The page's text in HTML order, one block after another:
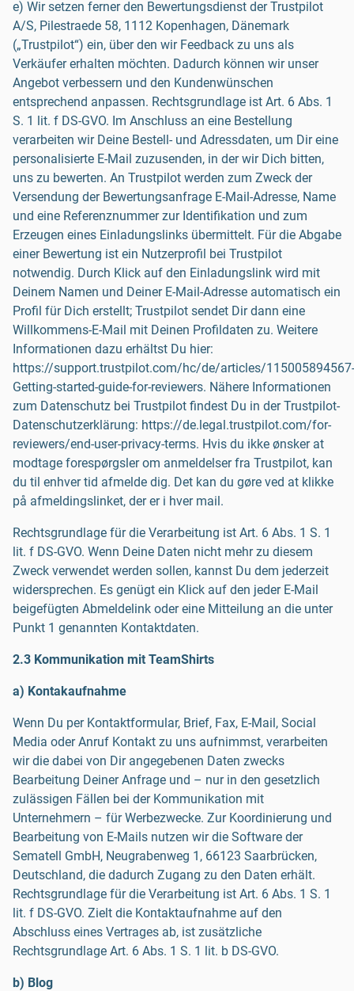
e) Wir setzen ferner den Bewertungsdienst der Trustpilot
A/S, Pilestraede 58, 1112 Kopenhagen, Dänemark
(„Trustpilot“) ein, über den wir Feedback zu uns als
Verkäufer erhalten möchten. Dadurch können wir unser
Angebot verbessern und den Kundenwünschen
entsprechend anpassen. Rechtsgrundlage ist Art. 6 Abs. 1
S. 1 lit. f DS-GVO. Im Anschluss an eine Bestellung
verarbeiten wir Deine Bestell- und Adressdaten, um Dir eine
personalisierte E-Mail zuzusenden, in der wir Dich bitten,
uns zu bewerten. An Trustpilot werden zum Zweck der
Versendung der Bewertungsanfrage E-Mail-Adresse, Name
und eine Referenznummer zur Identifikation und zum
Erzeugen eines Einladungslinks übermittelt. Für die Abgabe
einer Bewertung ist ein Nutzerprofil bei Trustpilot
notwendig. Durch Klick auf den Einladungslink wird mit
Deinem Namen und Deiner E-Mail-Adresse automatisch ein
Profil für Dich erstellt; Trustpilot sendet Dir dann eine
Willkommens-E-Mail mit Deinen Profildaten zu. Weitere
Informationen dazu erhältst Du hier:
https://support.trustpilot.com/hc/de/articles/115005894567-
Getting-started-guide-for-reviewers. Nähere Informationen
zum Datenschutz bei Trustpilot findest Du in der Trustpilot-
Datenschutzerklärung: https://de.legal.trustpilot.com/for-
reviewers/end-user-privacy-terms. Hvis du ikke ønsker at
modtage forespørgsler om anmeldelser fra Trustpilot, kan
du til enhver tid afmelde dig. Det kan du gøre ved at klikke
på afmeldingslinket, der er i hver mail.
Rechtsgrundlage für die Verarbeitung ist Art. 6 Abs. 1 S. 1
lit. f DS-GVO. Wenn Deine Daten nicht mehr zu diesem
Zweck verwendet werden sollen, kannst Du dem jederzeit
widersprechen. Es genügt ein Klick auf den jeder E-Mail
beigefügten Abmeldelink oder eine Mitteilung an die unter
Punkt 1 genannten Kontaktdaten.
2.3 Kommunikation mit TeamShirts
a) Kontakaufnahme
Wenn Du per Kontaktformular, Brief, Fax, E-Mail, Social
Media oder Anruf Kontakt zu uns aufnimmst, verarbeiten
wir die dabei von Dir angegebenen Daten zwecks
Bearbeitung Deiner Anfrage und – nur in den gesetzlich
zulässigen Fällen bei der Kommunikation mit
Unternehmern – für Werbezwecke. Zur Koordinierung und
Bearbeitung von E-Mails nutzen wir die Software der
Sematell GmbH, Neugrabenweg 1, 66123 Saarbrücken,
Deutschland, die dadurch Zugang zu den Daten erhält.
Rechtsgrundlage für die Verarbeitung ist Art. 6 Abs. 1 S. 1
lit. f DS-GVO. Zielt die Kontaktaufnahme auf den
Abschluss eines Vertrages ab, ist zusätzliche
Rechtsgrundlage Art. 6 Abs. 1 S. 1 lit. b DS-GVO.
b) Blog